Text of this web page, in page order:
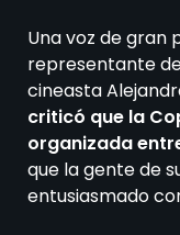
Una voz de gran
representante
cineasta
criticó que la
organizada
que la gente de
entusiasmado